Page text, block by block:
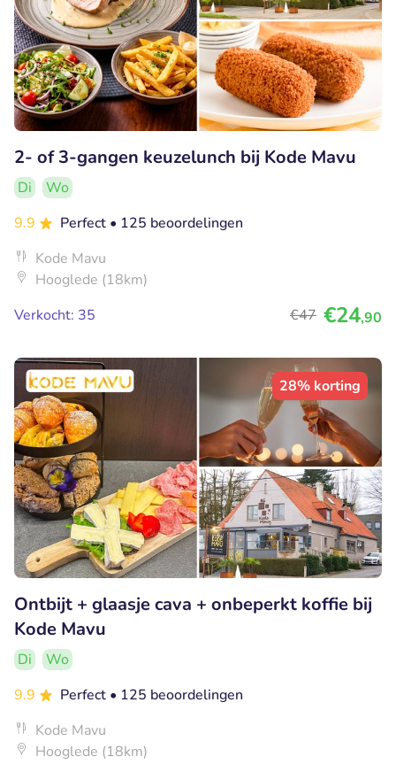
2- of 3-gangen keuzelunch bij Kode Mavu
Di
Wo
9.9
Perfect • 125 beoordelingen
Kode Mavu
Hooglede (18km)
Verkocht: 35
€47 €24,90
28% korting
Ontbijt + glaasje cava + onbeperkt koffie bij
Kode Mavu
Di
Wo
9.9
Perfect • 125 beoordelingen
Kode Mavu
Hooglede (18km)